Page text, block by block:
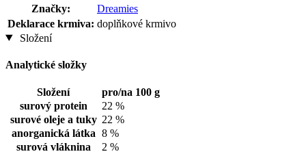
Značky:
Dreamies
Deklarace krmiva: doplňkové krmivo
Složení
Analytické složky
Složení
pro/na 100 g
surový protein
22 %
surové oleje a tuky 22 %
anorganická látka 8 %
surová vláknina
2 %